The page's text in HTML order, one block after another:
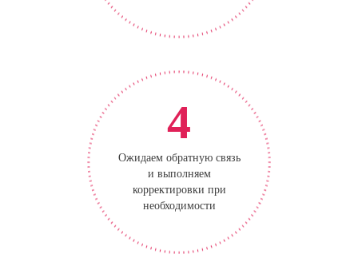
4
Ожидаем обратную связь
и выполняем
корректировки при
необходимости